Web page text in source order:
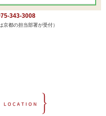
343-3008
京都の担当部署が受付）